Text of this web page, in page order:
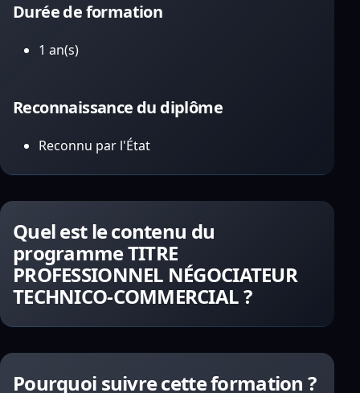
Durée de formation
1 an(s)
Reconnaissance du diplôme
Reconnu par l'État
Quel est le contenu du
programme TITRE
PROFESSIONNEL NÉGOCIATEUR
TECHNICO-COMMERCIAL ?
Pourquoi suivre cette formation ?